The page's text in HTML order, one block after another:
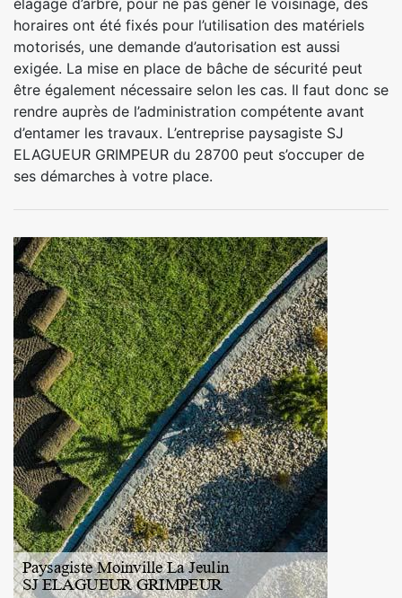
horaires ont été fixés pour l’utilisation des matériels
motorisés, une demande d’autorisation est aussi
exigée. La mise en place de bâche de sécurité peut
être également nécessaire selon les cas. Il faut donc se
rendre auprès de l’administration compétente avant
d’entamer les travaux. L’entreprise paysagiste SJ
ELAGUEUR GRIMPEUR du 28700 peut s’occuper de
ses démarches à votre place.